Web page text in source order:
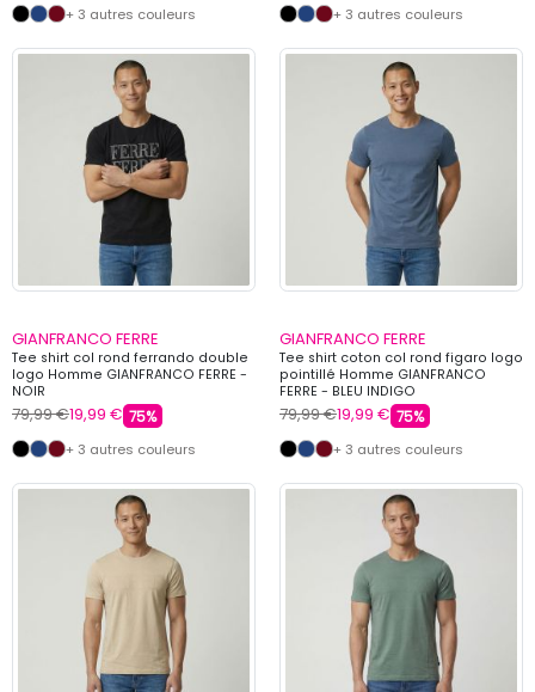
+ 3 autres couleurs
+ 3 autres couleurs
GIANFRANCO FERRE
Tee shirt col rond ferrando double
logo Homme GIANFRANCO FERRE -
NOIR
79,99 €19,99 € 75%
+ 3 autres couleurs
GIANFRANCO FERRE
Tee shirt coton col rond figaro logo
pointillé Homme GIANFRANCO
FERRE - BLEU INDIGO
79,99 €19,99 € 75%
+ 3 autres couleurs